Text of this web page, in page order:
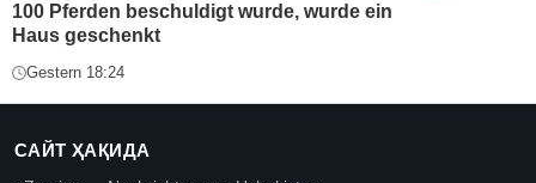
100 Pferden beschuldigt wurde, wurde ein
Haus geschenkt
Gestern 18:24
САЙТ ҲАҚИДА